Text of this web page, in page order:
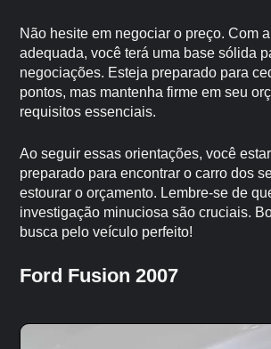
Não hesite em negociar o preço. Com
adequada, você terá uma base sólida
negociações. Esteja preparado para
pontos, mas mantenha firme em seu
requisitos essenciais.
Ao seguir essas orientações, você
preparado para encontrar o carro dos
estourar o orçamento. Lembre-se de
investigação minuciosa são cruciais.
busca pelo veículo perfeito!
Ford Fusion 2007